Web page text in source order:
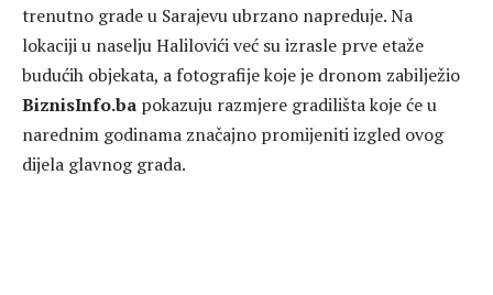
trenutno grade u Sarajevu ubrzano napreduje. Na
lokaciji u naselju Halilovići već su izrasle prve etaže
budućih objekata, a fotografije koje je dronom zabilježio
BiznisInfo.ba pokazuju razmjere gradilišta koje će u
narednim godinama značajno promijeniti izgled ovog
dijela glavnog grada.